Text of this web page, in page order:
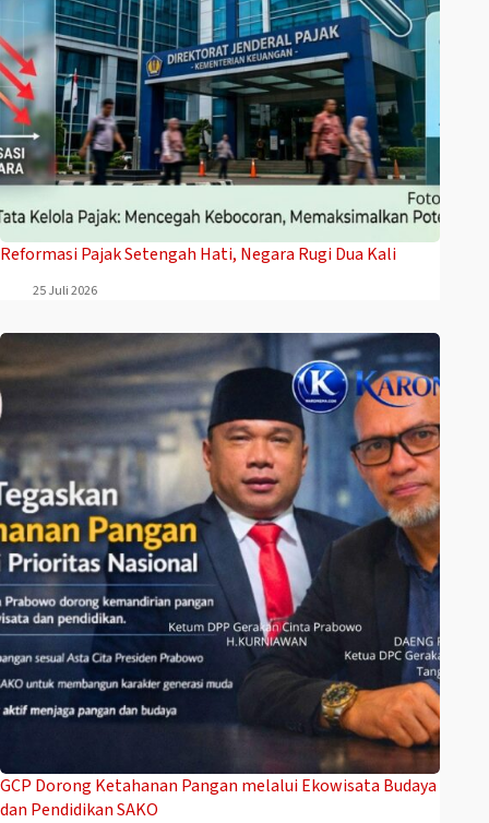
Reformasi Pajak Setengah Hati, Negara Rugi Dua Kali
25 Juli 2026
GCP Dorong Ketahanan Pangan melalui Ekowisata Budaya
dan Pendidikan SAKO